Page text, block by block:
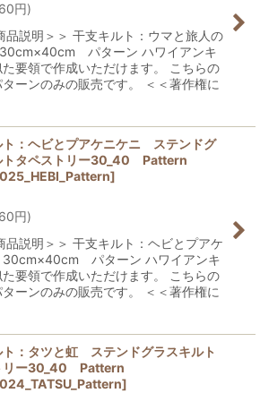
円)
説明＞＞ 干支キルト：ウマと旅人の
パターン ハワイアンキ
た要領で作成いただけます。 こちらの
ーンのみの販売です。 ＜＜著作権に
ト：ヘビとプアケニケニ ステンドグ
トタペストリー30_40 Pattern
]
円)
説明＞＞ 干支キルト：ヘビとプアケ
パターン ハワイアンキ
た要領で作成いただけます。 こちらの
ーンのみの販売です。 ＜＜著作権に
ト：タツと虹 ステンドグラスキルト
リー30_40 Pattern
]